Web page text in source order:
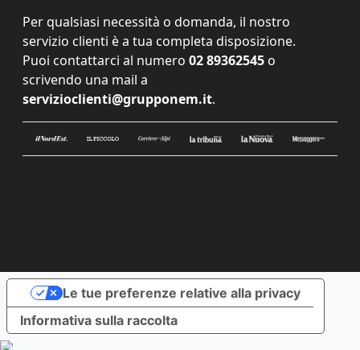
Per qualsiasi necessità o domanda, il nostro
servizio clienti è a tua completa disposizione.
Puoi contattarci al numero 02 89362545 o
scrivendo una mail a
servizioclienti@grupponem.it.
Informativa sulla raccolta
Le tue preferenze relative alla privacy